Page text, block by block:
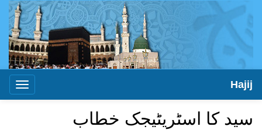
Toggle
Hajij
سید کا اسٹریٹیجک خطاب